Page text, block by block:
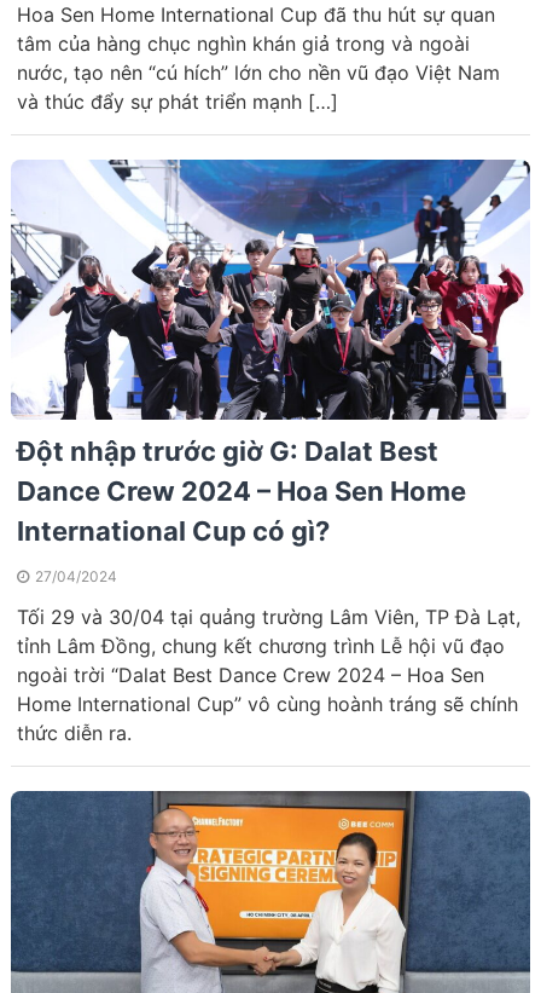
Hoa Sen Home International Cup đã thu hút sự quan
tâm của hàng chục nghìn khán giả trong và ngoài
nước, tạo nên “cú hích” lớn cho nền vũ đạo Việt Nam
và thúc đẩy sự phát triển mạnh […]
Đột nhập trước giờ G: Dalat Best
Dance Crew 2024 – Hoa Sen Home
International Cup có gì?
27/04/2024
Tối 29 và 30/04 tại quảng trường Lâm Viên, TP Đà Lạt,
tỉnh Lâm Đồng, chung kết chương trình Lễ hội vũ đạo
ngoài trời “Dalat Best Dance Crew 2024 – Hoa Sen
Home International Cup” vô cùng hoành tráng sẽ chính
thức diễn ra.